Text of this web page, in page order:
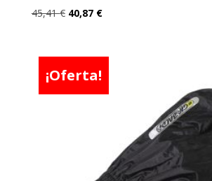
45,41€ El
era:
45,41 €.
40,87 €El
es:
¡Oferta!